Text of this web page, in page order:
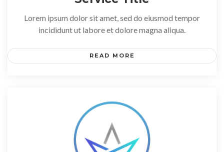
Lorem ipsum dolor sit amet, sed do eiusmod tempor
incididunt ut labore et dolore magna aliqua.
READ MORE